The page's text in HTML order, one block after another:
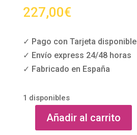
227,00€
✓ Pago con Tarjeta disponible
✓ Envío express 24/48 horas
✓ Fabricado en España
1 disponibles
Vestido
Añadir al carrito